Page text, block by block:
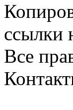
ссылки
Все